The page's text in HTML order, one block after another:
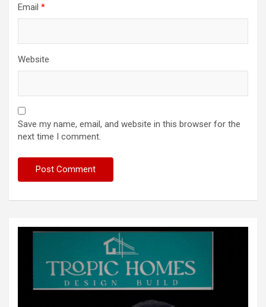
Email *
Website
Save my name, email, and website in this browser for the
next time I comment.